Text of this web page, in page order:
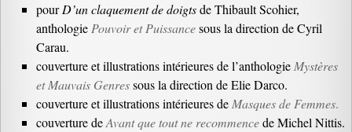
pourD’un claquement de doigtsde Thibault Scohier,
anthologie Pouvoir et Puissancesous la direction de Cyril
Carau.
couverture et illustrations intérieures de l’anthologie Mystères
et Mauvais Genressous la direction de Elie Darco.
couverture et illustrations intérieures de Masques de Femmes.
couverture deAvant que tout ne recommencede Michel Nittis.